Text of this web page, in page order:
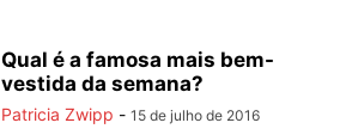
Qual é a famosa mais bem-
vestida da semana?
Patricia Zwipp - 15 de julho de 2016